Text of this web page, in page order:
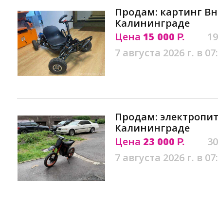
Продам: картинг
Калининграде
Цена 15 000 Р.
7 августа 2026 г. в
Продам:
Калининграде
Цена 23 000 Р.
7 августа 2026 г. в